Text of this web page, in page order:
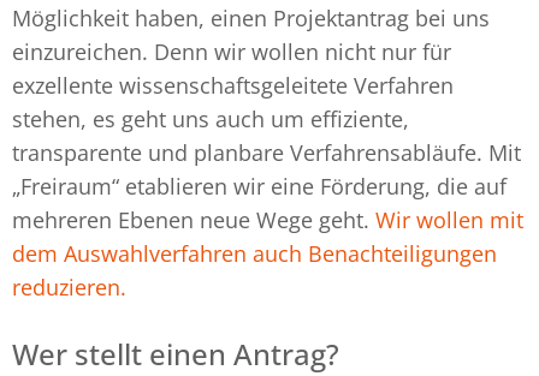
Möglichkeit haben, einen Projektantrag bei uns
einzureichen. Denn wir wollen nicht nur für
exzellente wissenschaftsgeleitete Verfahren
stehen, es geht uns auch um effiziente,
transparente und planbare Verfahrensabläufe. Mit
„Freiraum“ etablieren wir eine Förderung, die auf
mehreren Ebenen neue Wege geht. Wir wollen mit
dem Auswahlverfahren auch Benachteiligungen
reduzieren.
Wer stellt einen Antrag?